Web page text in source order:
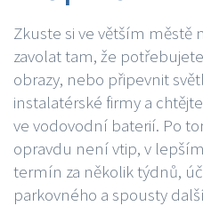
Zkuste si ve větším městě
zavolat tam, že
obrazy, nebo připevnit
instalatérské firmy a
ve vodovodní baterií. Po
opravdu není vtip, v
termín za několik týdnů,
parkovného a spousty